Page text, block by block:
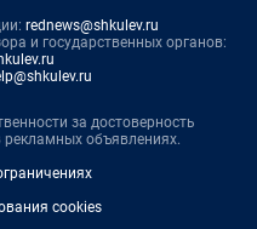
rednews@shkulev.ru
и государственных органов:
за достоверность
объявлениях.
cookies